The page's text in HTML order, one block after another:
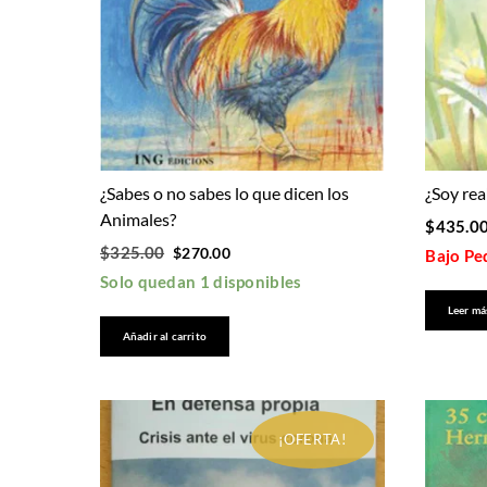
¿Sabes o no sabes lo que dicen los
Animales?
$325.00 Original
price
$325.00.
$270.00Current
price
Solo quedan 1 disponibles
Añadir al carrito
¿Soy
$
Bajo
Leer
¡OFERTA!